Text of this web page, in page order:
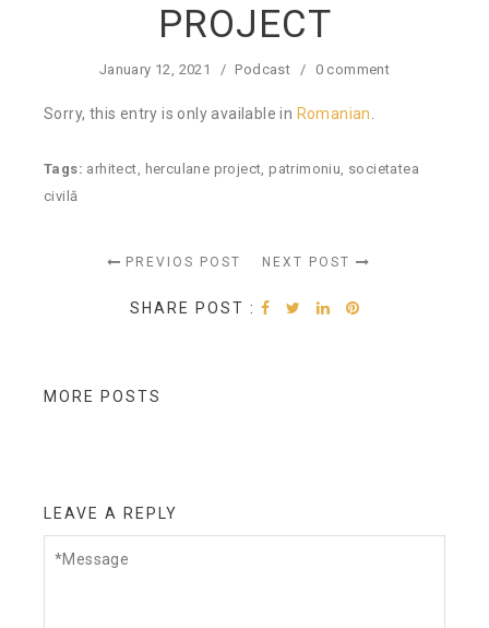
PROJECT
January 12, 2021 / Podcast / 0 comment
Sorry, this entry is only available in Romanian
Tags: arhitect herculane project patrimoniu societatea
civilă
PREVIOS POST NEXT POST
SHARE POST :
MORE POSTS
LEAVE A REPLY